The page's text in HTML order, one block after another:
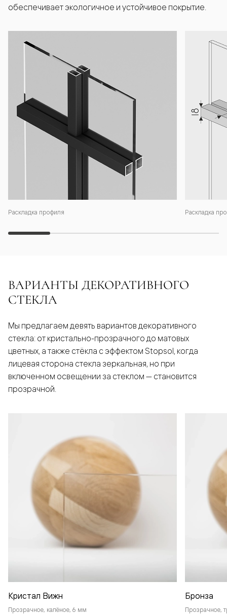
Раскладка профиля Раскладка
обеспечивает экологичное и устойчивое покрытие.
ВАРИАНТЫ ДЕКОРАТИВНОГО
СТЕКЛА
Мы предлагаем девять вариантов декоративного
стекла: от кристально-прозрачного до матовых
цветных, а также стёкла с эффектом Stopsol, когда
лицевая сторона стекла зеркальная, но при
включенном освещении за стеклом — становится
прозрачной.
Кристал Вижн
Прозрачное, калёное, 6 мм
Бронза
Прозрачное,